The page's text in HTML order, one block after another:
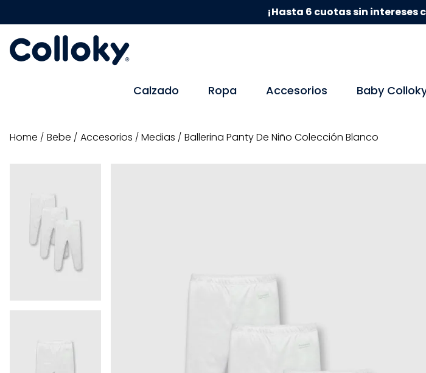
¡Hasta 6 cuotas sin intereses
Calzado Ropa Accesorios Baby
bebe accesorios medias Ballerina Panty De Niño Colección Blanco
TÉRMINOS MÁS